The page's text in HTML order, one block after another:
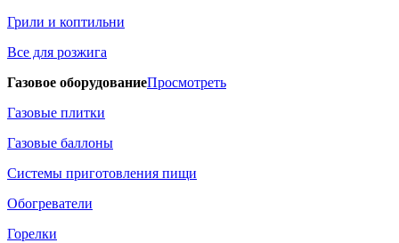
Грили и коптильни
Все для розжига
Газовое оборудованиеПросмотреть
Газовые плитки
Газовые баллоны
Системы приготовления пищи
Обогреватели
Горелки